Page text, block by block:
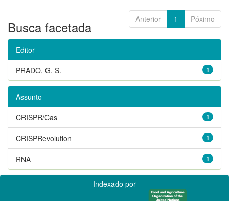
Anterior 1 Póximo
Busca facetada
Editor
1
PRADO, G. S.
Assunto
1
CRISPR/Cas
1
CRISPRevolution
1
RNA
Indexado por